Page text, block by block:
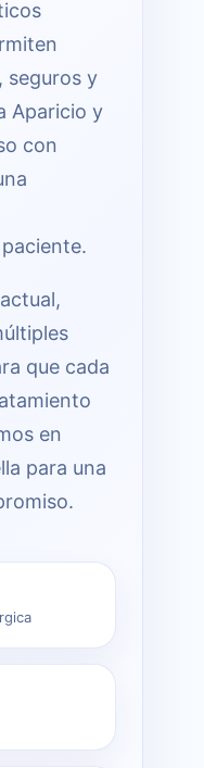
seguros y
Aparicio y
con
que cada
en
para una